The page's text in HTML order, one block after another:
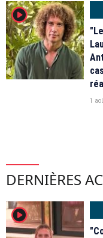
player2
1
DERNIÈRES
player2